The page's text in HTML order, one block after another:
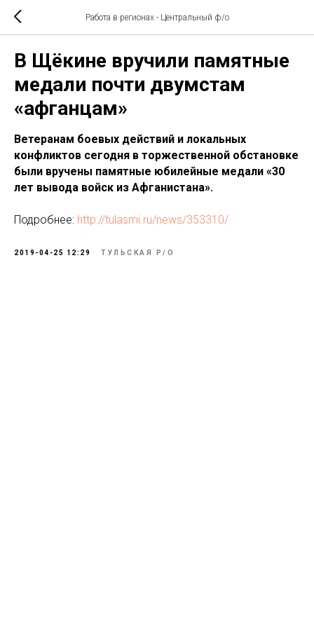
Работа в регионах - Центральный ф/о
В Щёкине вручили памятные
медали почти двумстам
«афганцам»
Ветеранам боевых действий и локальных
конфликтов сегодня в торжественной обстановке
были вручены памятные юбилейные медали «30
лет вывода войск из Афганистана».
Подробнее: http://tulasmi.ru/news/353310/
2019-04-25 12:29 ТУЛЬСКАЯ Р/О